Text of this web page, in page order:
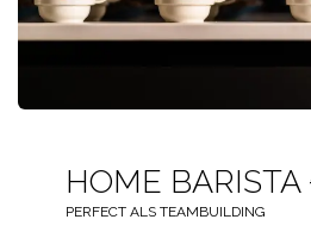
HOME
PERFECT ALS TEAMBUILDING